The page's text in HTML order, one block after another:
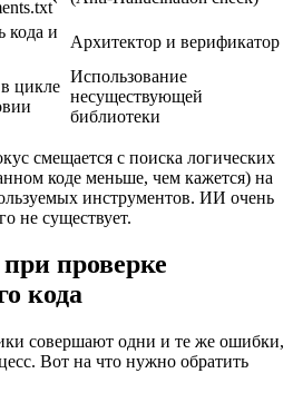
кода и
Архитектор и верификатор
цикле
Использование
несуществующей
библиотеки
смещается с поиска логических
коде меньше, чем кажется) на
инструментов. ИИ очень
не существует.
проверке
кода
совершают одни и те же ошибки,
Вот на что нужно обратить